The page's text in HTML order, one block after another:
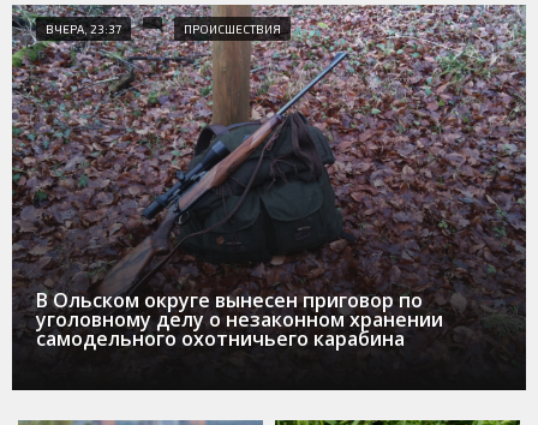
ВЧЕРА, 23:37 ПРОИСШЕСТВИЯ
В Ольском округе вынесен приговор по
уголовному делу о незаконном хранении
самодельного охотничьего карабина